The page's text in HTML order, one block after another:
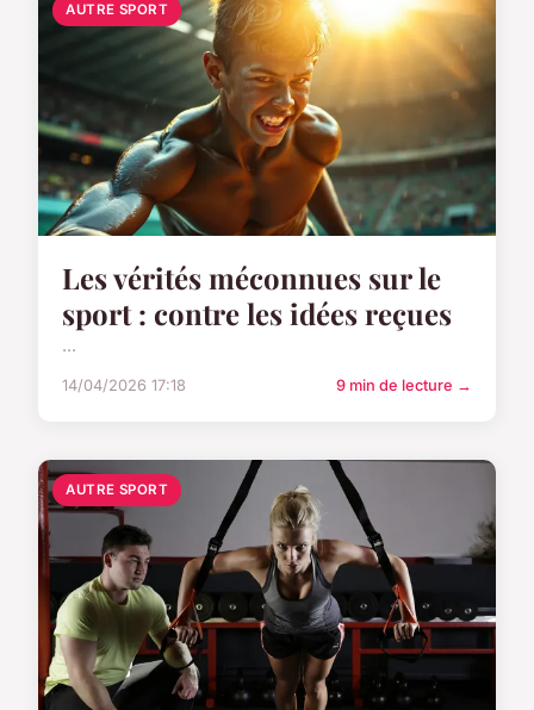
AUTRE SPORT
Les vérités méconnues sur le
sport : contre les idées reçues
...
14/04/2026 17:18 9 min de lecture →
AUTRE SPORT